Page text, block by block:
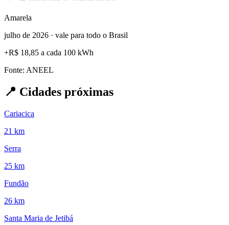
Amarela
julho de 2026 · vale para todo o Brasil
+R$ 18,85 a cada 100 kWh
Fonte: ANEEL
📍 Cidades próximas
Cariacica
21 km
Serra
25 km
Fundão
26 km
Santa Maria de Jetibá